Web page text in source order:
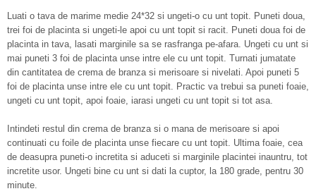
Luati o tava de marime medie 24*32 si ungeti-o cu unt topit. Puneti doua,
trei foi de placinta si ungeti-le apoi cu unt topit si racit. Puneti doua foi de
placinta in tava, lasati marginile sa se rasfranga pe-afara. Ungeti cu unt si
mai puneti 3 foi de placinta unse intre ele cu unt topit. Turnati jumatate
din cantitatea de crema de branza si merisoare si nivelati. Apoi puneti 5
foi de placinta unse intre ele cu unt topit. Practic va trebui sa puneti foaie,
ungeti cu unt topit, apoi foaie, iarasi ungeti cu unt topit si tot asa.
Intindeti restul din crema de branza si o mana de merisoare si apoi
continuati cu foile de placinta unse fiecare cu unt topit. Ultima foaie, cea
de deasupra puneti-o incretita si aduceti si marginile placintei inauntru, tot
incretite usor. Ungeti bine cu unt si dati la cuptor, la 180 grade, pentru 30
minute.